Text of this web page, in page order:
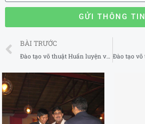
GỬI THÔNG TIN
Prev
BÀI TRƯỚC
Đào tạo võ thuật Huấn luyện viên MMA uy tín tại Thủ Đức TP Hồ Chí Minh
06